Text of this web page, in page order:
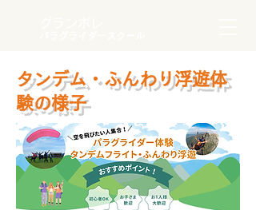
タンデム・ふんわり浮遊体
験の様子